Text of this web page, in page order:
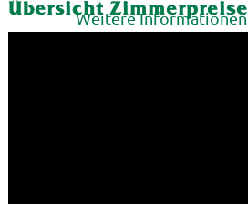
Übersicht Zimmerpreise
Weitere Informationen